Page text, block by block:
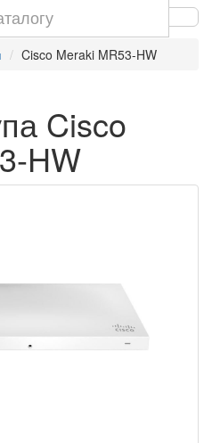
Cisco Meraki MR53-HW
Cisco
HW